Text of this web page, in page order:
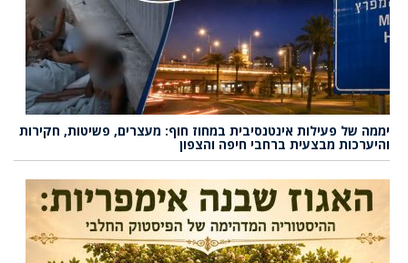
יממה של פעילות אינטנסיבית במחוז חוף: מעצרים, פשיטות, חקירות
והיערכות מבצעית ברחבי חיפה והצפון